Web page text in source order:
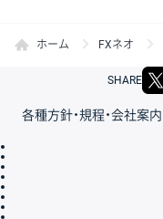
ホーム FXネオ
SHARE
各種方針・規程・会社案内